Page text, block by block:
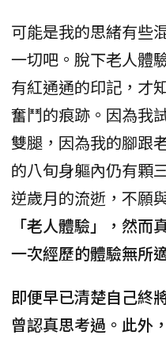
可能是我的思緒有些
一切吧。脫下老人體
有紅通通的印記，才
奮鬥的痕跡。因為我
雙腿，因為我的腳跟
的八旬身軀內仍有顆
逆歲月的流逝，不願
「老人體驗」，然
一次經歷的體驗無所
即便早已清楚自己終
曾認真思考過。此外